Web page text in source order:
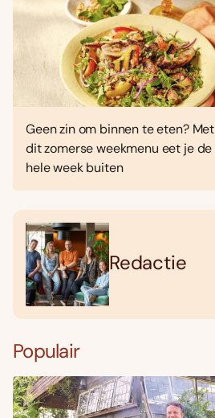
Geen zin om binnen te eten? Met
dit zomerse weekmenu eet je de
hele week buiten
Redactie
Populair